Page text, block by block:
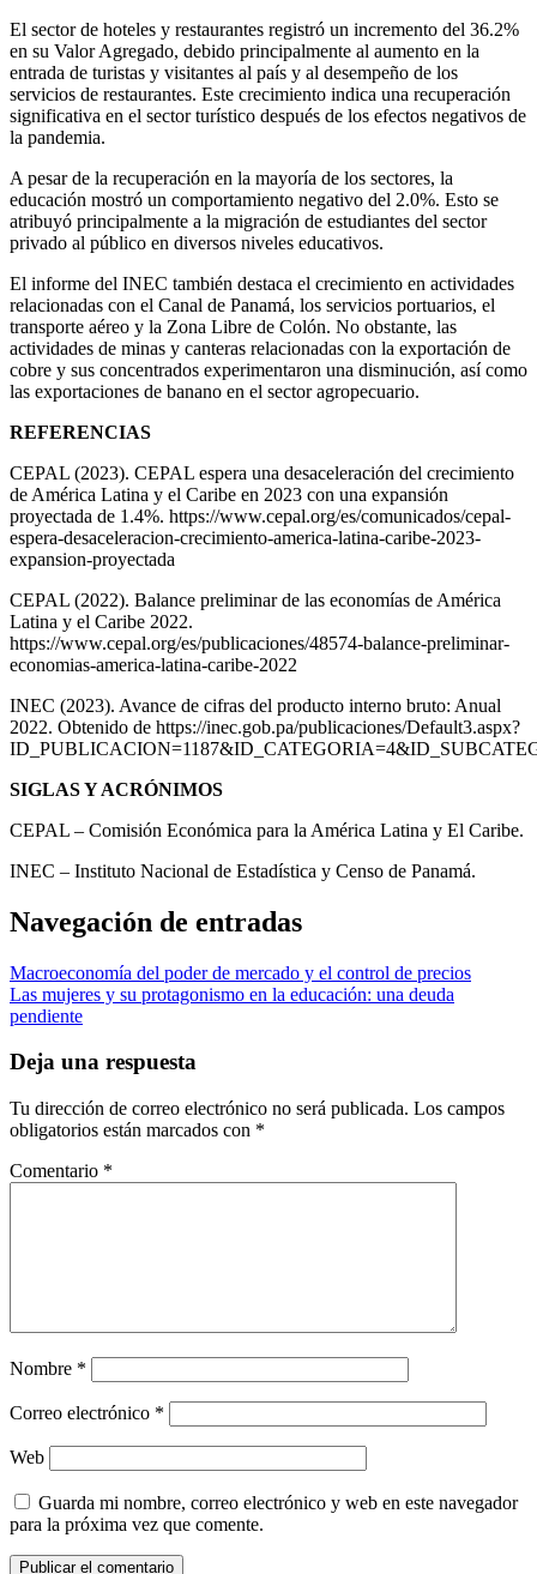
El sector de hoteles y restaurantes registró un incremento del 36.2%
en su Valor Agregado, debido principalmente al aumento en la
entrada de turistas y visitantes al país y al desempeño de los
servicios de restaurantes. Este crecimiento indica una recuperación
significativa en el sector turístico después de los efectos negativos de
la pandemia.
A pesar de la recuperación en la mayoría de los sectores, la
educación mostró un comportamiento negativo del 2.0%. Esto se
atribuyó principalmente a la migración de estudiantes del sector
privado al público en diversos niveles educativos.
El informe del INEC también destaca el crecimiento en actividades
relacionadas con el Canal de Panamá, los servicios portuarios, el
transporte aéreo y la Zona Libre de Colón. No obstante, las
actividades de minas y canteras relacionadas con la exportación de
cobre y sus concentrados experimentaron una disminución, así como
las exportaciones de banano en el sector agropecuario.
REFERENCIAS
CEPAL (2023). CEPAL espera una desaceleración del crecimiento
de América Latina y el Caribe en 2023 con una expansión
proyectada de 1.4%. https://www.cepal.org/es/comunicados/cepal-
espera-desaceleracion-crecimiento-america-latina-caribe-2023-
expansion-proyectada
CEPAL (2022). Balance preliminar de las economías de América
Latina y el Caribe 2022.
https://www.cepal.org/es/publicaciones/48574-balance-preliminar-
economias-america-latina-caribe-2022
INEC (2023). Avance de cifras del producto interno bruto: Anual
2022. Obtenido de https://inec.gob.pa/publicaciones/Default3.aspx?
SIGLAS Y ACRÓNIMOS
CEPAL – Comisión Económica para la América Latina y El Caribe.
INEC – Instituto Nacional de Estadística y Censo de Panamá.
Navegación de entradas
Macroeconomía del poder de mercado y el control de precios
Las mujeres y su protagonismo en la educación: una deuda
pendiente
Deja una respuesta
Tu dirección de correo electrónico no será publicada. Los campos
obligatorios están marcados con *
Comentario *
Nombre *
Correo electrónico *
Web
Guarda mi nombre, correo electrónico y web en este navegador
para la próxima vez que comente.